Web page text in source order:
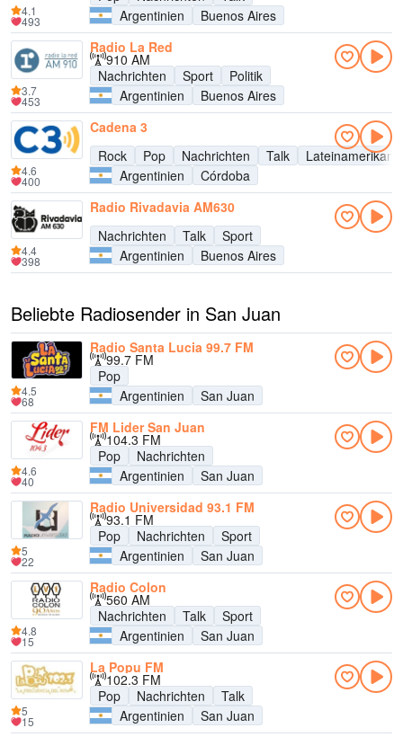
Argentinien
Buenos Aires
4.1
493
Radio La Red
910 AM
Nachrichten
Sport
Politik
Argentinien
Buenos Aires
3.7
453
Cadena 3
Rock
Pop Nachrichten Talk
Argentinien
Córdoba
4.6
400
Radio Rivadavia AM630
Nachrichten
Talk
Sport
Argentinien
Buenos Aires
4.4
398
Beliebte Radiosender in San Juan
Radio Santa Lucia 99.7 FM
99.7 FM
Pop
Argentinien
San Juan
4.5
68
FM Lider San Juan
104.3 FM
Pop
Nachrichten
Argentinien
San Juan
4.6
40
Radio Universidad 93.1 FM
93.1 FM
Pop
Nachrichten
Sport
Argentinien
San Juan
5
22
Radio Colon
560 AM
Nachrichten
Talk
Sport
Argentinien
San Juan
4.8
15
La Popu FM
102.3 FM
Pop
Nachrichten
Talk
Argentinien
San Juan
5
15